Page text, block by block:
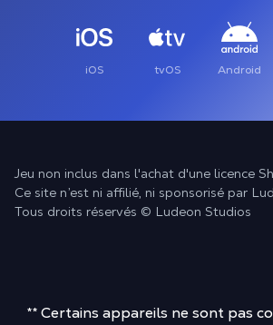
iOS tvOS Android
Jeu non inclus dans l'achat d'une licence
Ce site n’est ni affilié, ni sponsorisé par
Tous droits réservés © Ludeon Studios
** Certains appareils ne sont pas